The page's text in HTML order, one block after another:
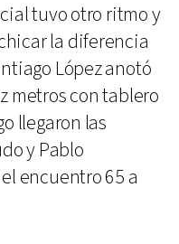
tuvo otro ritmo y
la diferencia
López anotó
metros con tablero
llegaron las
y Pablo
encuentro 65 a